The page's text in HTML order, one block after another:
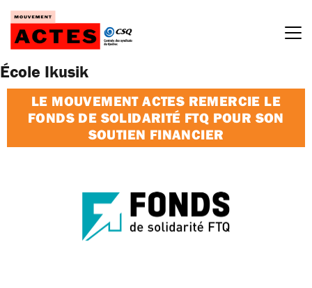
Passer
contenu
École Ikusik
LE MOUVEMENT ACTES REMERCIE LE
FONDS DE SOLIDARITÉ FTQ POUR SON
SOUTIEN FINANCIER